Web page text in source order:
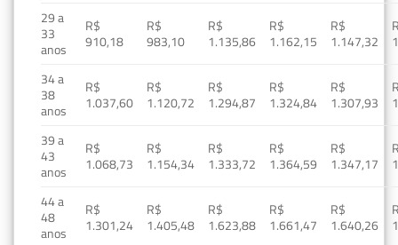
29 a
33
anos
R$
910,18
R$
983,10
R$
1.135,86
R$
1.162,15
R$
1.147,32
34 a
38
anos
R$
1.037,60
R$
1.120,72
R$
1.294,87
R$
1.324,84
R$
1.307,93
39 a
43
anos
R$
1.068,73
R$
1.154,34
R$
1.333,72
R$
1.364,59
R$
1.347,17
44 a
48
anos
R$
1.301,24
R$
1.405,48
R$
1.623,88
R$
1.661,47
R$
1.640,26